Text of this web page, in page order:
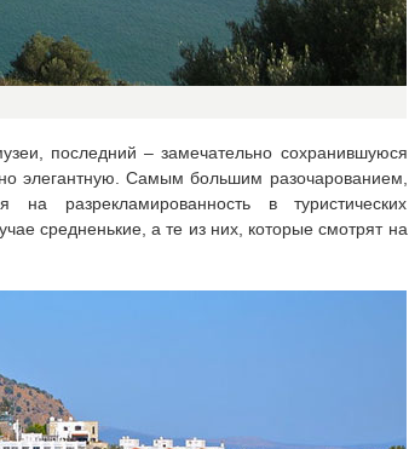
последний – замечательно сохранившуюся
элегантную. Самым большим разочарованием,
разрекламированность в туристических
средненькие, а те из них, которые смотрят на